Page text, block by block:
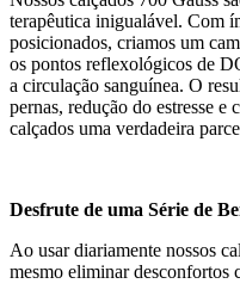
terapêutica inigualável. Com
posicionados, criamos um
os pontos reflexológicos de
a circulação sanguínea. O
pernas, redução do estresse
calçados uma verdadeira
Desfrute de uma Série de
Ao usar diariamente nossos
mesmo eliminar desconfortos